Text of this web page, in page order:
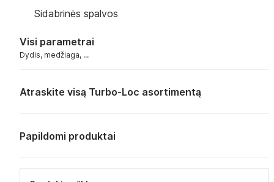
Sidabrinės spalvos
Visi parametrai
Dydis, medžiaga, ...
Atraskite visą Turbo-Loc asortimentą
Papildomi produktai